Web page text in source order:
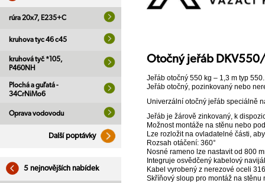
rúra 20x7, E235+C
kruhova tyc 46 c45
kruhová tyč *105,
P460NH
Plochá a guľatá -
34CrNiMo6
Oprava vodovodu
Další poptávky
5 nejnovějších nabídek
Otočný jeřáb
Jeřáb otočný 550 kg – 1,3 m typ
Jeřáb otočný, pozinkovaný nebo
Univerzální otočný jeřáb speciálně
Jeřáb je žárově zinkovaný, k
Možnost montáže na stěnu nebo
Lze rozložit na ovladatelné části,
Rozsah otáčení: 360°
Nosné rameno lze nastavit od 800
Integruje osvědčený kabelový
Kabel vyrobený z nerezové oceli
Skříňový sloup pro montáž na